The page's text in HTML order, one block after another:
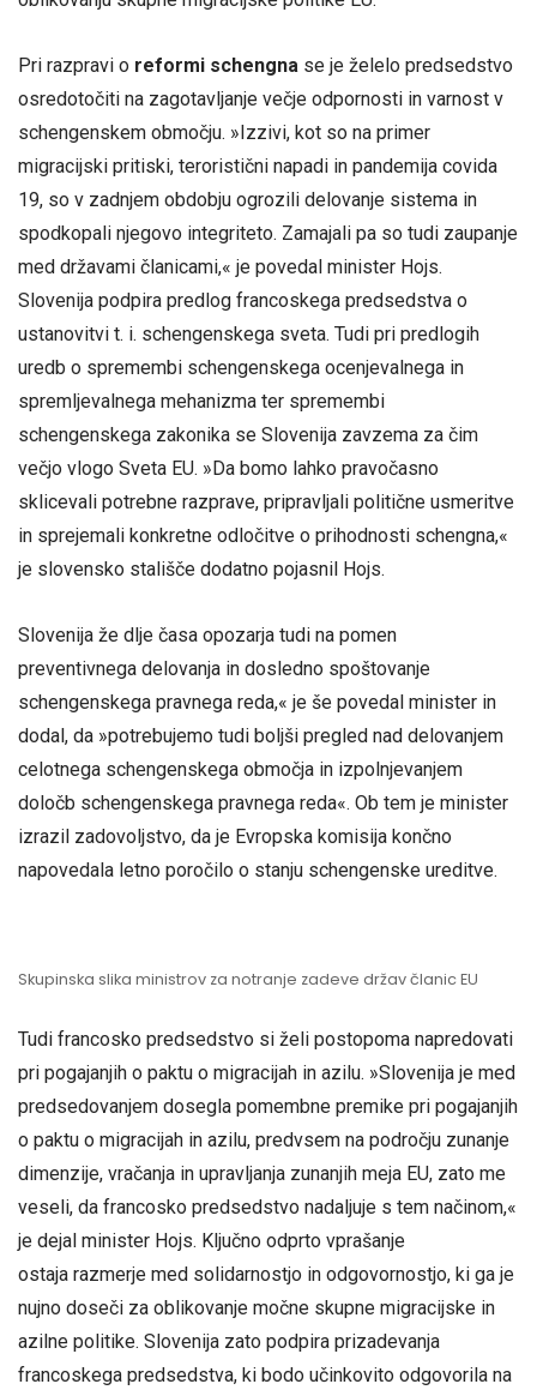
Pri razpravi o reformi schengna se je želelo predsedstvo
osredotočiti na zagotavljanje večje odpornosti in varnost v
schengenskem območju. »Izzivi, kot so na primer
migracijski pritiski, teroristični napadi in pandemija covida
19, so v zadnjem obdobju ogrozili delovanje sistema in
spodkopali njegovo integriteto. Zamajali pa so tudi zaupanje
med državami članicami,« je povedal minister Hojs.
Slovenija podpira predlog francoskega predsedstva o
ustanovitvi t. i. schengenskega sveta. Tudi pri predlogih
uredb o spremembi schengenskega ocenjevalnega in
spremljevalnega mehanizma ter spremembi
schengenskega zakonika se Slovenija zavzema za čim
večjo vlogo Sveta EU. »Da bomo lahko pravočasno
sklicevali potrebne razprave, pripravljali politične usmeritve
in sprejemali konkretne odločitve o prihodnosti schengna,«
je slovensko stališče dodatno pojasnil Hojs.
Slovenija že dlje časa opozarja tudi na pomen
preventivnega delovanja in dosledno spoštovanje
schengenskega pravnega reda,« je še povedal minister in
dodal, da »potrebujemo tudi boljši pregled nad delovanjem
celotnega schengenskega območja in izpolnjevanjem
določb schengenskega pravnega reda«. Ob tem je minister
izrazil zadovoljstvo, da je Evropska komisija končno
napovedala letno poročilo o stanju schengenske ureditve.
Skupinska slika ministrov za notranje zadeve držav članic EU
Tudi francosko predsedstvo si želi postopoma napredovati
pri pogajanjih o paktu o migracijah in azilu. »Slovenija je med
predsedovanjem dosegla pomembne premike pri pogajanjih
o paktu o migracijah in azilu, predvsem na področju zunanje
dimenzije, vračanja in upravljanja zunanjih meja EU, zato me
veseli, da francosko predsedstvo nadaljuje s tem načinom,«
je dejal minister Hojs. Ključno odprto vprašanje
ostaja razmerje med solidarnostjo in odgovornostjo, ki ga je
nujno doseči za oblikovanje močne skupne migracijske in
azilne politike. Slovenija zato podpira prizadevanja
francoskega predsedstva, ki bodo učinkovito odgovorila na